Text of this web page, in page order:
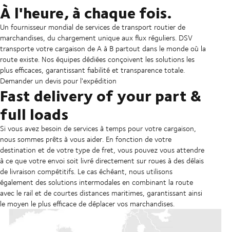
À l'heure, à chaque fois.
Un fournisseur mondial de services de transport routier de
marchandises, du chargement unique aux flux réguliers. DSV
transporte votre cargaison de A à B partout dans le monde où la
route existe. Nos équipes dédiées conçoivent les solutions les
plus efficaces, garantissant fiabilité et transparence totale.
Demander un devis pour l'expédition
Fast delivery of your part &
full loads
Si vous avez besoin de services à temps pour votre cargaison,
nous sommes prêts à vous aider. En fonction de votre
destination et de votre type de fret, vous pouvez vous attendre
à ce que votre envoi soit livré directement sur roues à des délais
de livraison compétitifs. Le cas échéant, nous utilisons
également des solutions intermodales en combinant la route
avec le rail et de courtes distances maritimes, garantissant ainsi
le moyen le plus efficace de déplacer vos marchandises.